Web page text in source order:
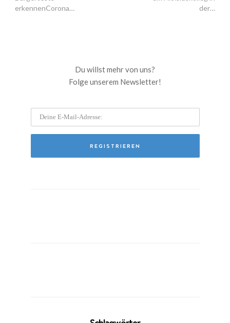
erkennenCorona…
der…
Du willst mehr von uns?
Folge unserem Newsletter!